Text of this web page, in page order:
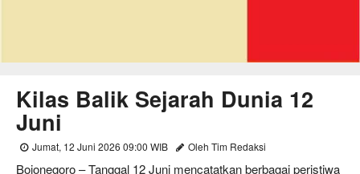
Kilas Balik Sejarah Dunia 12
Juni
Jumat, 12 Juni 2026 09:00 WIB Oleh Tim Redaksi
Bojonegoro – Tanggal 12 Juni mencatatkan berbagai peristiwa